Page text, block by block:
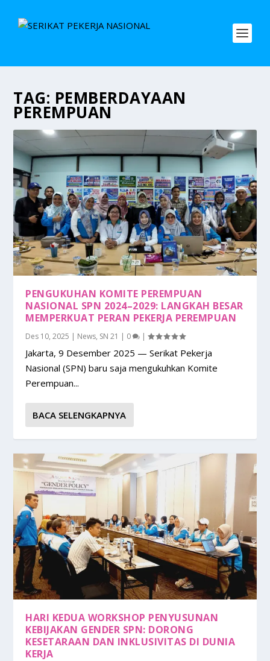
TAG: PEMBERDAYAAN
PEREMPUAN
PENGUKUHAN KOMITE PEREMPUAN
NASIONAL SPN 2024–2029: LANGKAH BESAR
MEMPERKUAT PERAN PEKERJA PEREMPUAN
Des 10, 2025 | News, SN 21 | 0 |
Jakarta, 9 Desember 2025 — Serikat Pekerja
Nasional (SPN) baru saja mengukuhkan Komite
Perempuan...
BACA SELENGKAPNYA
HARI KEDUA WORKSHOP PENYUSUNAN
KEBIJAKAN GENDER SPN: DORONG
KESETARAAN DAN INKLUSIVITAS DI DUNIA
KERJA